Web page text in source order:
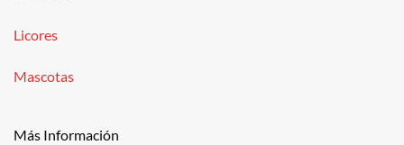
Licores
Mascotas
Más Información